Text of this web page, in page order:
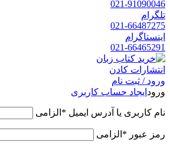
021-91090046
تلگرام
021-66487275
اینستاگرام
021-66465291
ورود / ثبت نام
ورود ایجاد حساب کاربری
نام کاربری یا آدرس ایمیل * الزامی
رمز عبور * الزامی